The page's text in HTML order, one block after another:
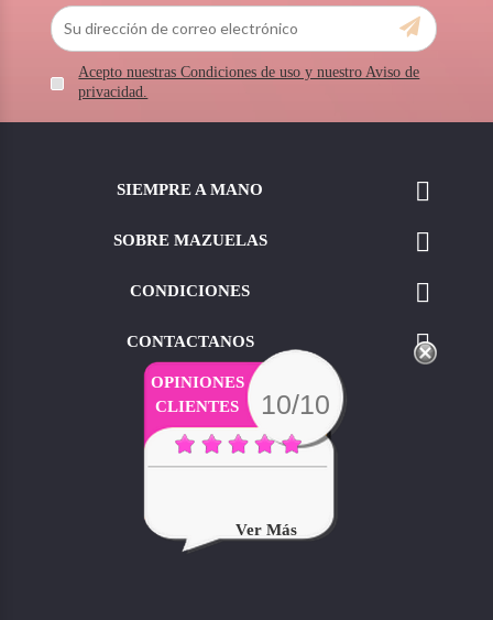
Acepto nuestras Condiciones de uso y nuestro Aviso de
privacidad.
SIEMPRE A MANO 
SOBRE MAZUELAS 
CONDICIONES 
CONTACTANOS 
OPINIONES
CLIENTES
10/10
Ver Más